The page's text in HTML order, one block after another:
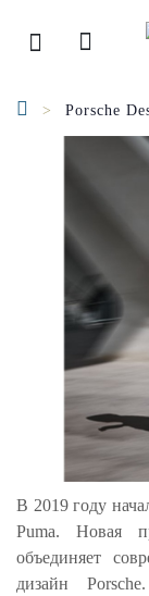
Porsche
В 2019 году
Puma. Новая
объединяет
дизайн